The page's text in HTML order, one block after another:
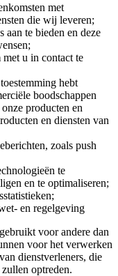
met
die wij leveren;
aan te bieden en deze
u in contact te
hebt
boodschappen
producten en
en diensten van
zoals push
te
en te optimaliseren;
en regelgeving
voor andere dan
voor het verwerken
dienstverleners, die
optreden.